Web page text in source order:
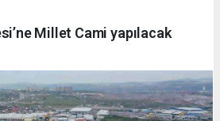
Millet Cami yapılacak